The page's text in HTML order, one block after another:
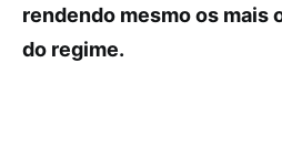
rendendo mesmo os
do regime.